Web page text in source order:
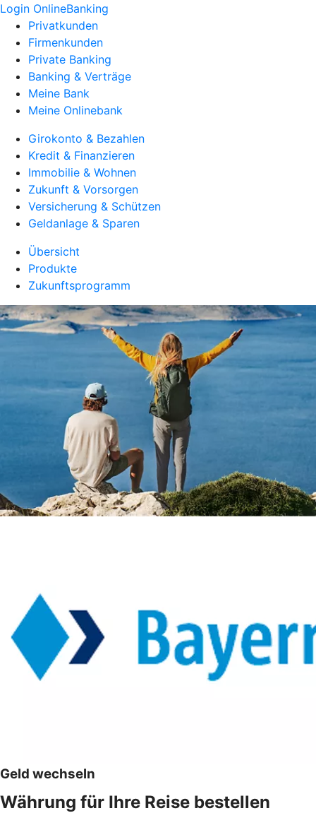
Login OnlineBanking
Privatkunden
Firmenkunden
Private Banking
Banking & Verträge
Meine Bank
Meine Onlinebank
Girokonto & Bezahlen
Kredit & Finanzieren
Immobilie & Wohnen
Zukunft & Vorsorgen
Versicherung & Schützen
Geldanlage & Sparen
Übersicht
Produkte
Zukunftsprogramm
Geld wechseln
Währung für Ihre Reise bestellen